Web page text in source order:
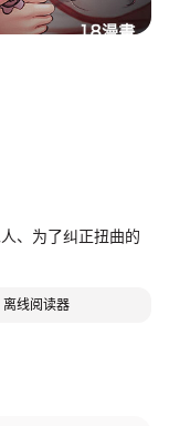
、为了纠正扭曲的
离线阅读器